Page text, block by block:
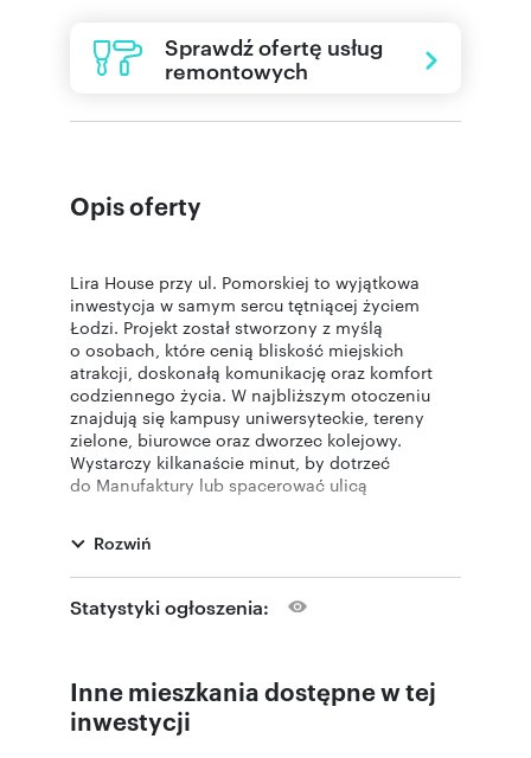
Sprawdź ofertę usług
remontowych
Opis oferty
Lira House przy ul. Pomorskiej to wyjątkowa
inwestycja w samym sercu tętniącej życiem
Łodzi. Projekt został stworzony z myślą
o osobach, które cenią bliskość miejskich
atrakcji, doskonałą komunikację oraz komfort
codziennego życia. W najbliższym otoczeniu
znajdują się kampusy uniwersyteckie, tereny
zielone, biurowce oraz dworzec kolejowy.
Wystarczy kilkanaście minut, by dotrzeć
do Manufaktury lub spacerować ulicą
W ramach inwestycji powstanie nowoczesny
apartamentowiec o wysokim standardzie,
z wewnętrznym dziedzińcem, strefami
strefą fitness przeznaczoną dla mieszkańców.
Budynek będzie liczył od 4 do 8 pięter, a w jego
strukturze zaplanowano 371 komfortowych
Rozwiń
Statystyki ogłoszenia:
Inne mieszkania dostępne w tej
inwestycji